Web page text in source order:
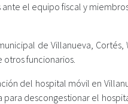
el equipo fiscal y
de Villanueva,
otros funcionarios.
del hospital móvil en
descongestionar el